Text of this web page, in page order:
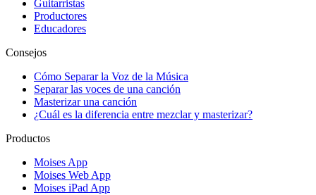
Guitarristas
Productores
Educadores
Consejos
Cómo Separar la Voz de la Música
Separar las voces de una canción
Masterizar una canción
¿Cuál es la diferencia entre mezclar y masterizar?
Productos
Moises App
Moises Web App
Moises iPad App